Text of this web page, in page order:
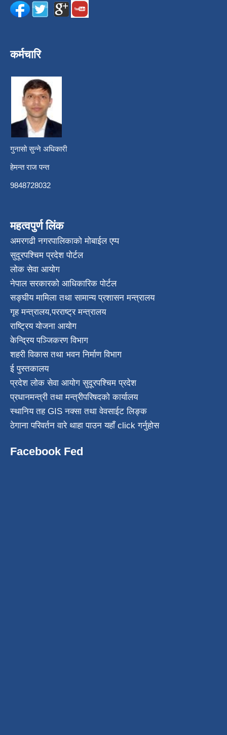
कर्मचारि
गुनासो सुन्ने अधिकारी
हेमन्त राज पन्त
9848728032
महत्वपुर्ण लिंक
अमरगढी नगरपालिकाको मोबाईल एप्प
सुदूरपश्चिम प्रदेश पोर्टल
लोक सेवा आयोग
नेपाल सरकारको आधिकारिक पोर्टल
सङ्घीय मामिला तथा सामान्य प्रशासन मन्त्रालय
गृह मन्त्रालय,परराष्ट्र मन्त्रालय
राष्ट्रिय योजना आयोग
केन्द्रिय पञ्जिकरण विभाग
शहरी विकास तथा भवन निर्माण विभाग
ई पुस्तकालय
प्रदेश लोक सेवा आयोग सुदूरपश्चिम प्रदेश
प्रधानमन्त्री तथा मन्त्रीपरिषदको कार्यालय
स्थानिय तह GIS नक्सा तथा वेवसाईट लिङ्क
ठेगाना परिवर्तन वारे थाहा पाउन यहाँ click गर्नुहोस
Facebook Fed